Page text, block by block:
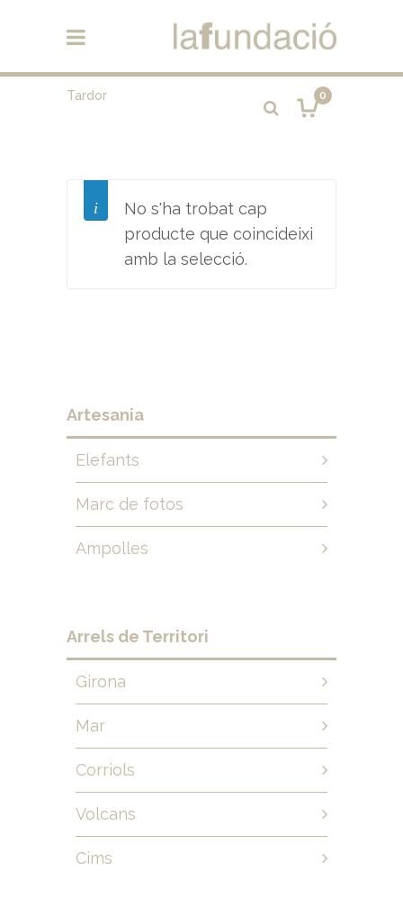
0
Tardor
No s'ha trobat cap
producte que coincideixi
amb la selecció.
Artesania
Elefants
Marc de fotos
Ampolles
Arrels de Territori
Girona
Mar
Corriols
Volcans
Cims